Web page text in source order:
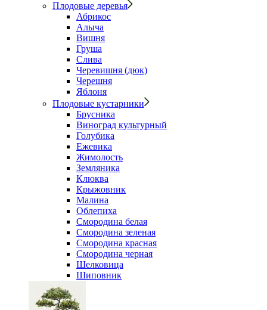
Плодовые деревья
Абрикос
Алыча
Вишня
Груша
Слива
Черевишня (дюк)
Черешня
Яблоня
Плодовые кустарники
Брусника
Виноград культурный
Голубика
Ежевика
Жимолость
Земляника
Клюква
Крыжовник
Малина
Облепиха
Смородина белая
Смородина зеленая
Смородина красная
Смородина черная
Шелковица
Шиповник